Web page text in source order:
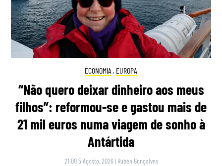
ECONOMIA , EUROPA
“Não quero deixar dinheiro aos meus
filhos”: reformou-se e gastou mais de
21 mil euros numa viagem de sonho à
Antártida
21:00 5 Agosto, 2026 | Rubén Gonçalves